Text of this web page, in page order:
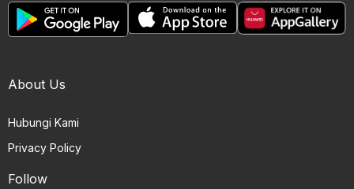
About Us
Hubungi Kami
Privacy Policy
Follow